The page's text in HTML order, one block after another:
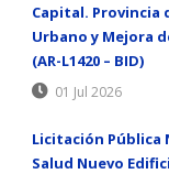
Capital. Provincia
Urbano y Mejora
(AR-L1420 – BID)
01 Jul 2026
Licitación Pública
Salud Nuevo